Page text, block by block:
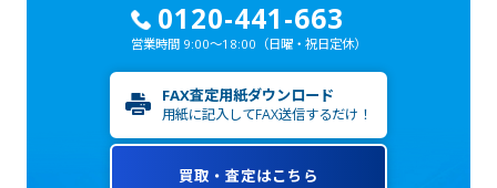
0120-441-663
営業時間 9:00～18:00 （日曜・祝日定休）
FAX査定用紙ダウンロード
用紙に記入してFAX送信するだけ！
買取・査定はこちら